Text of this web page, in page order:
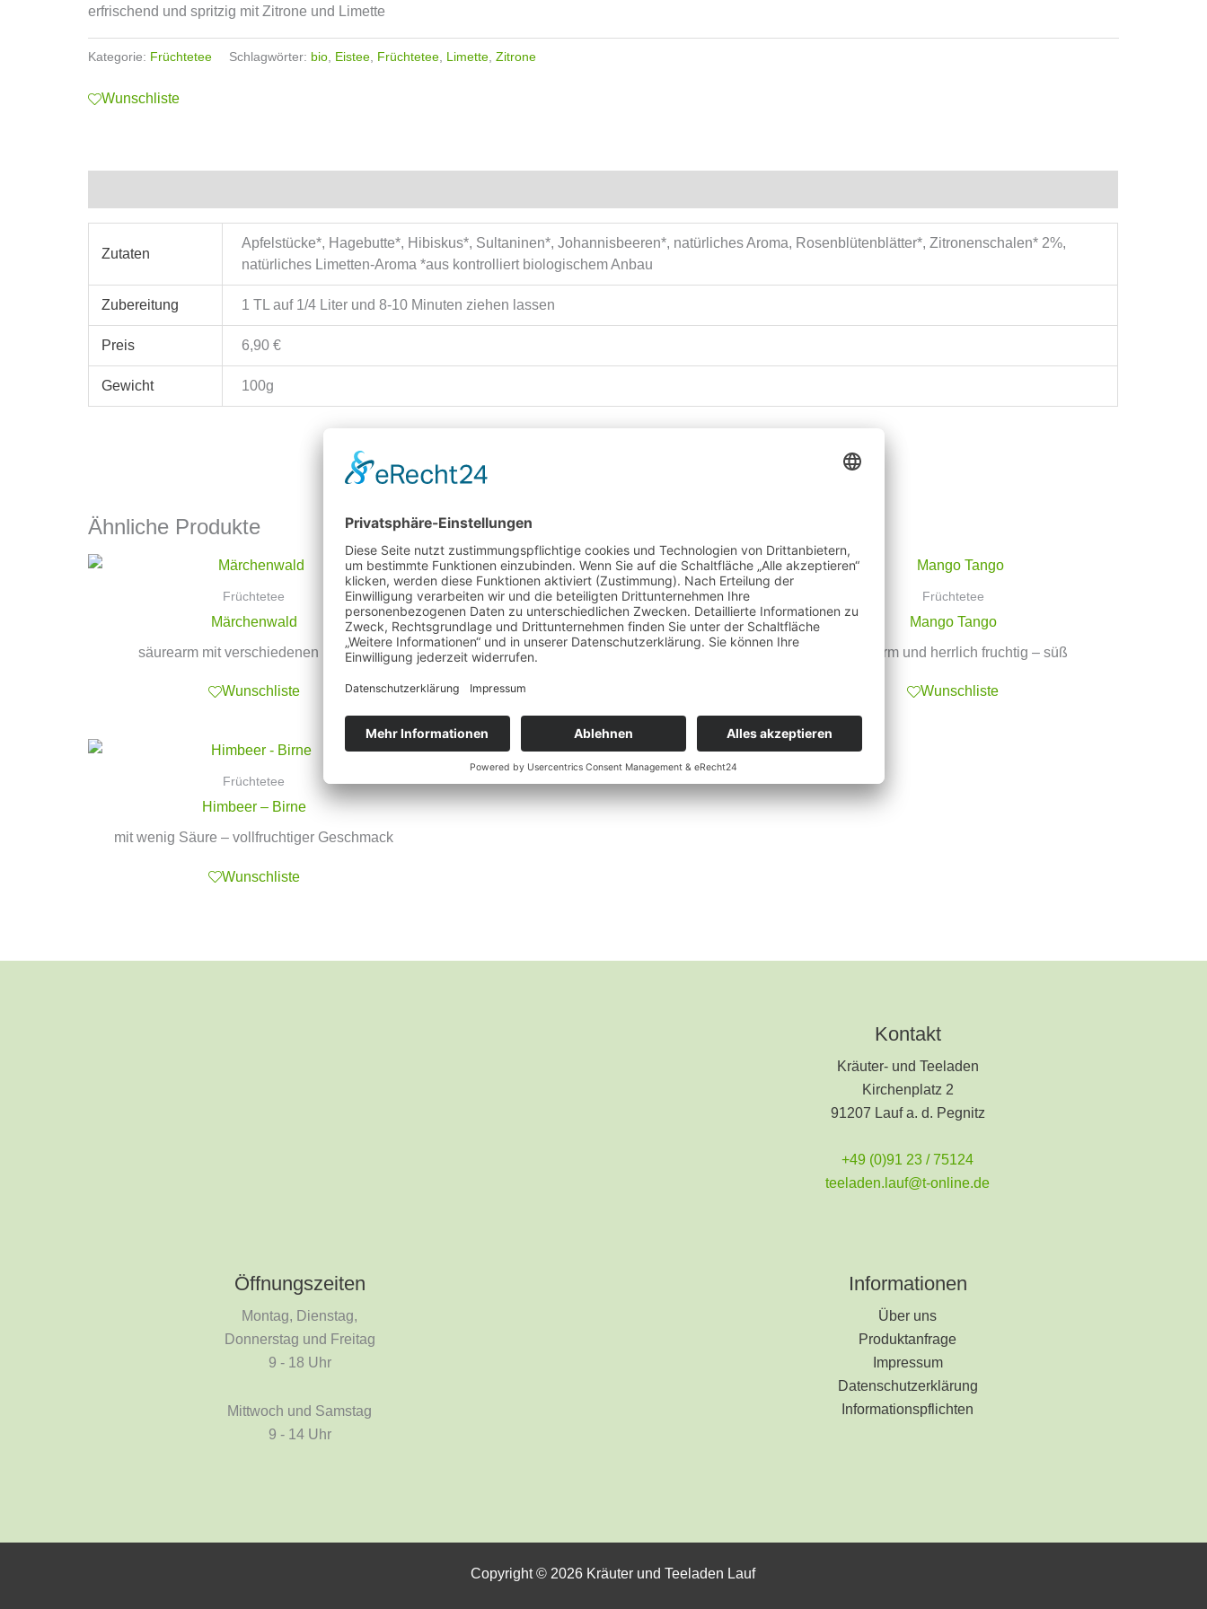
erfrischend und spritzig mit Zitrone und Limette
Kategorie: Früchtetee Schlagwörter: bio Eistee Früchtetee Limette ,Zitrone
Wunschliste
Zutaten
Apfelstücke*, Hagebutte*, Hibiskus*, Sultaninen*, Johannisbeeren*, natürliches Aroma, Rosenblütenblätter*, Zitronenschalen* 2%,
natürliches Limetten-Aroma *aus kontrolliert biologischem Anbau
Zubereitung 1 TL auf 1/4 Liter und 8-10 Minuten ziehen lassen
Preis 6,90 €
Gewicht 100g
Ähnliche Produkte
Früchtetee
Märchenwald
säurearm mit verschiedenen Beeren
Wunschliste
Früchtetee
Glücksbringer
mit Glücksschweinchen, Himbeeren und Aprikose
Früchtetee
Mango Tango
säurearm und herrlich fruchtig – süß
Wunschliste
Früchtetee
Himbeer – Birne
mit wenig Säure – vollfruchtiger Geschmack
Wunschliste
Kontakt
Kräuter- und Teeladen
Kirchenplatz 2
91207 Lauf a. d. Pegnitz
+49 (0)91 23 / 75124
teeladen.lauf@t-online.de
Öffnungszeiten
Montag, Dienstag,
Donnerstag und Freitag
9 - 18 Uhr
Mittwoch und Samstag
9 - 14 Uhr
Informationen
Über uns
Produktanfrage
Impressum
Datenschutzerklärung
Informationspflichten
Copyright © 2026 Kräuter und Teeladen Lauf